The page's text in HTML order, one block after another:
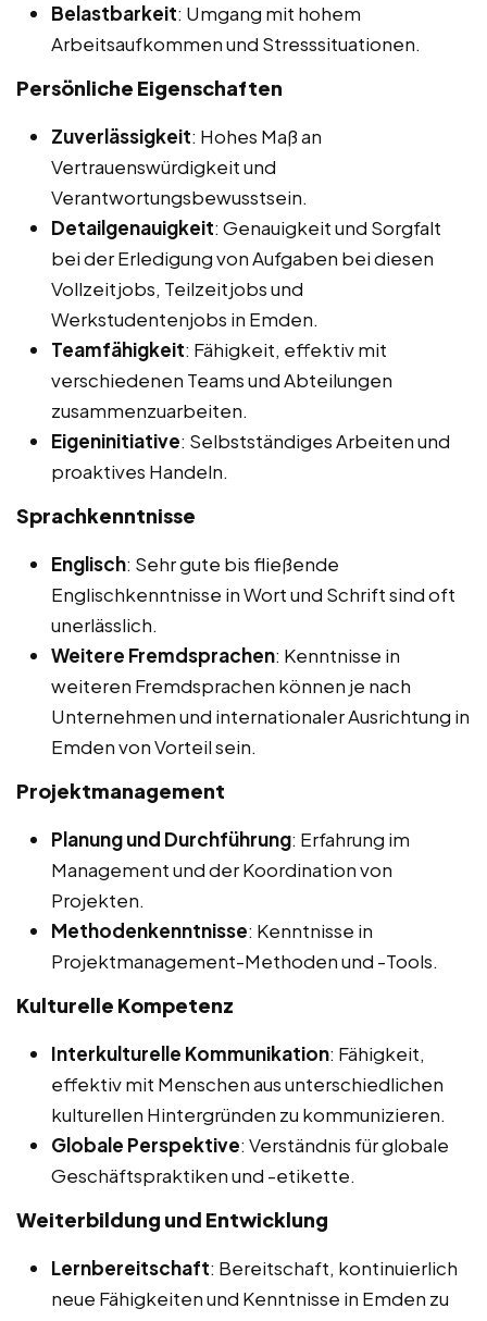
Belastbarkeit: Umgang mit hohem
Arbeitsaufkommen und Stresssituationen.
Persönliche Eigenschaften
Zuverlässigkeit: Hohes Maß an
Vertrauenswürdigkeit und
Verantwortungsbewusstsein.
Detailgenauigkeit: Genauigkeit und Sorgfalt
bei der Erledigung von Aufgaben bei diesen
Vollzeitjobs, Teilzeitjobs und
Werkstudentenjobs in Emden.
Teamfähigkeit: Fähigkeit, effektiv mit
verschiedenen Teams und Abteilungen
zusammenzuarbeiten.
Eigeninitiative: Selbstständiges Arbeiten und
proaktives Handeln.
Sprachkenntnisse
Englisch: Sehr gute bis fließende
Englischkenntnisse in Wort und Schrift sind oft
unerlässlich.
Weitere Fremdsprachen: Kenntnisse in
weiteren Fremdsprachen können je nach
Unternehmen und internationaler Ausrichtung in
Emden von Vorteil sein.
Projektmanagement
Planung und Durchführung: Erfahrung im
Management und der Koordination von
Projekten.
Methodenkenntnisse: Kenntnisse in
Projektmanagement-Methoden und -Tools.
Kulturelle Kompetenz
Interkulturelle Kommunikation: Fähigkeit,
effektiv mit Menschen aus unterschiedlichen
kulturellen Hintergründen zu kommunizieren.
Globale Perspektive: Verständnis für globale
Geschäftspraktiken und -etikette.
Weiterbildung und Entwicklung
Lernbereitschaft: Bereitschaft, kontinuierlich
neue Fähigkeiten und Kenntnisse in Emden zu